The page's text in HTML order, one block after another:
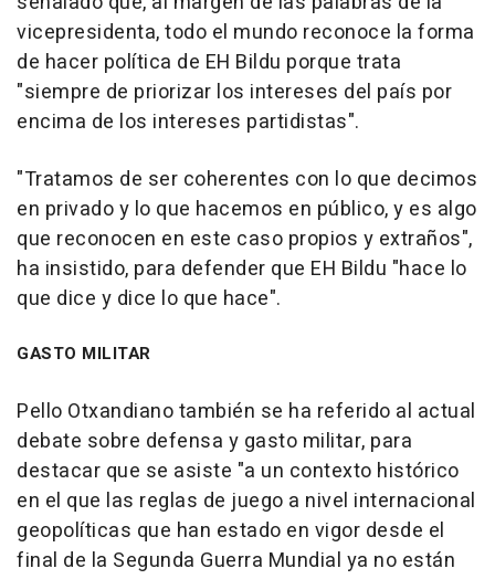
vicepresidenta, todo el mundo reconoce la forma
de hacer política de EH Bildu porque trata
"siempre de priorizar los intereses del país por
encima de los intereses partidistas".
"Tratamos de ser coherentes con lo que decimos
en privado y lo que hacemos en público, y es algo
que reconocen en este caso propios y extraños",
ha insistido, para defender que EH Bildu "hace lo
que dice y dice lo que hace".
GASTO MILITAR
Pello Otxandiano también se ha referido al actual
debate sobre defensa y gasto militar, para
destacar que se asiste "a un contexto histórico
en el que las reglas de juego a nivel internacional
geopolíticas que han estado en vigor desde el
final de la Segunda Guerra Mundial ya no están